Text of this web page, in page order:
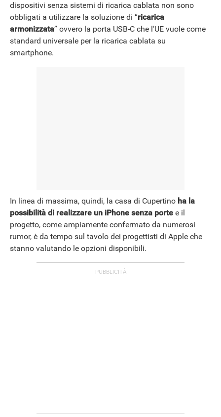
dispositivi senza sistemi di ricarica cablata non sono
obbligati a utilizzare la soluzione di “ricarica
armonizzata” ovvero la porta USB-C che l’UE vuole come
standard universale per la ricarica cablata su
smartphone.
In linea di massima, quindi, la casa di Cupertino ha la
possibilità di realizzare un iPhone senza porte e il
progetto, come ampiamente confermato da numerosi
rumor, è da tempo sul tavolo dei progettisti di Apple che
stanno valutando le opzioni disponibili.